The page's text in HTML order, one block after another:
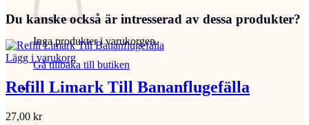
Inga produkter i varukorgen.
Gå tillbaka till butiken
Du kanske också är intresserad av dessa produkter?
Lägg i varukorg
Refill Limark Till Bananflugefälla
27,00 kr